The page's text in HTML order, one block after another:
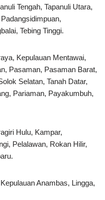
Tengah, Tapanuli Utara,
Tebing Tinggi.
Kepulauan Mentawai,
Pasaman, Pasaman Barat,
Selatan, Tanah Datar,
Pariaman, Payakumbuh,
Hulu, Kampar,
Pelalawan, Rokan Hilir,
Anambas, Lingga,